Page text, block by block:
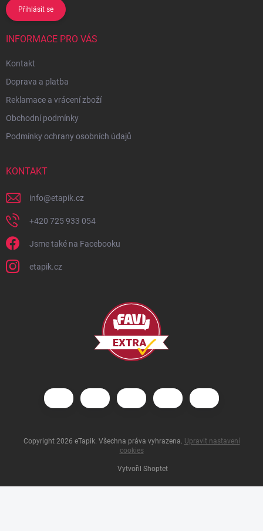
Přihlásit se
INFORMACE PRO VÁS
Kontakt
Doprava a platba
Reklamace a vrácení zboží
Obchodní podmínky
Podmínky ochrany osobních údajů
KONTAKT
info@etapik.cz
+420 725 933 054
Jsme také na Facebooku
etapik.cz
Vytvořil Shoptet
Copyright 2026 eTapik. Všechna práva vyhrazena. Upravit nastavení
cookies